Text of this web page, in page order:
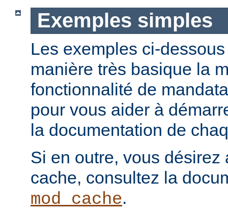
Exemples simples
Les exemples ci-
manière très basique la
fonctionnalité de
pour vous aider à
la documentation de
Si en outre, vous désirez
cache, consultez la
mod_cache.